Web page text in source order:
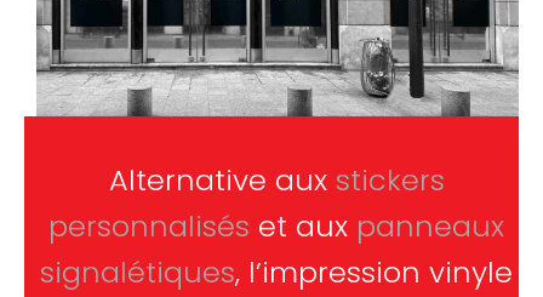
Alternative aux stickers
personnalisés et aux panneaux
signalétiques, l’impression vinyle